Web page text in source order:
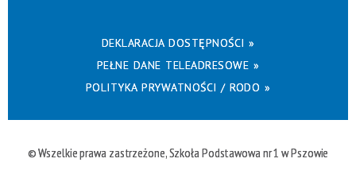
DEKLARACJA DOSTĘPNOŚCI »
PEŁNE DANE TELEADRESOWE »
POLITYKA PRYWATNOŚCI / RODO »
© Wszelkie prawa zastrzeżone, Szkoła Podstawowa nr 1 w Pszowie